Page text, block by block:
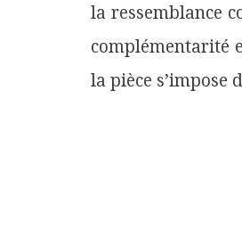
la ressemblance
complémentarité
la pièce s’impose